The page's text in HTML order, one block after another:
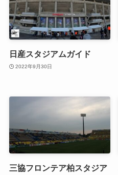
日産スタジアムガイド
2022年9月30日
三協フロンテア柏スタジア